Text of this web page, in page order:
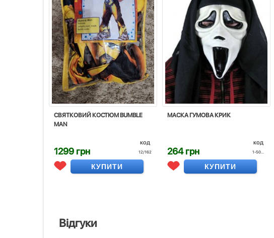
СВЯТКОВИЙ КОСТЮМ BUMBLE
MAN
1299 грн
код
12/162
КУПИТИ
МАСКА ГУМОВА КРИК
264 грн
код
1-50...
КУПИТИ
Відгуки